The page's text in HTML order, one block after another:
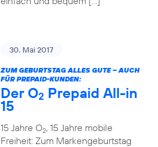
30. Mai 2017
ZUM GEBURTSTAG ALLES GUTE – AUCH
FÜR PREPAID-KUNDEN:
Der O2 Prepaid All-in
15
15 Jahre O2, 15 Jahre mobile
Freiheit: Zum Markengeburtstag